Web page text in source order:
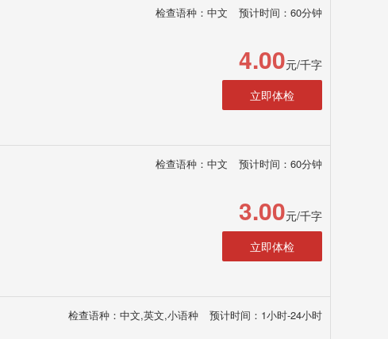
检查语种：中文 预计时间：60分钟
4.00元/千字
立即体检
检查语种：中文 预计时间：60分钟
3.00元/千字
立即体检
检查语种：中文,英文,小语种 预计时间：1小时-24小时